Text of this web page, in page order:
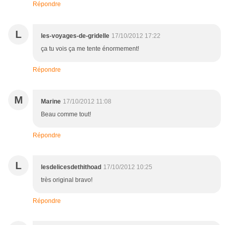
Répondre
L les-voyages-de-gridelle 17/10/2012 17:22
ça tu vois ça me tente énormement!
Répondre
M Marine 17/10/2012 11:08
Beau comme tout!
Répondre
L lesdelicesdethithoad 17/10/2012 10:25
très original bravo!
Répondre